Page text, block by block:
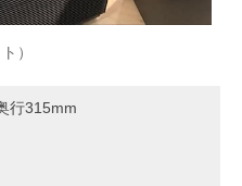
）
行315mm